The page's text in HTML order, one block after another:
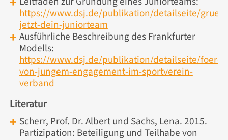
https://www.dsj.de/publikation/detailseite/
jetzt-dein-juniorteam
Ausführliche Beschreibung des Frankfurter
Modells:
https://www.dsj.de/publikation/detailseite/
von-jungem-engagement-im-sportverein-
verband
Literatur
Scherr, Prof. Dr. Albert und Sachs, Lena. 2015.
Partizipation: Beteiligung und Teilhabe von